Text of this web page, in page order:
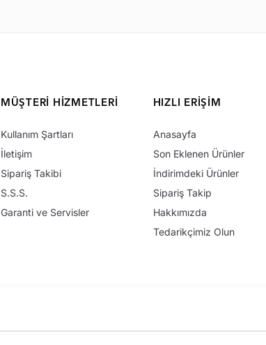
MÜŞTERI HIZMETLERI
Kullanım Şartları
İletişim
Sipariş Takibi
S.S.S.
Garanti ve Servisler
HIZLI ERIŞIM
Anasayfa
Son Eklenen Ürünler
İndirimdeki Ürünler
Sipariş Takip
Hakkımızda
Tedarikçimiz Olun